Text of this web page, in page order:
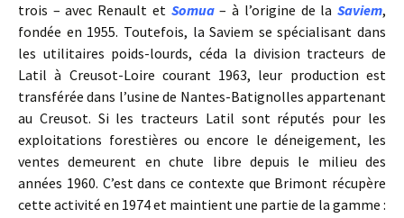
trois – avec Renault et Somua– à l’origine de laSaviem,
fondée en 1955. Toutefois, la Saviem se spécialisant dans
les utilitaires poids-lourds, céda la division tracteurs de
Latil à Creusot-Loire courant 1963, leur production est
transférée dans l’usine de Nantes-Batignolles appartenant
au Creusot. Si les tracteurs Latil sont réputés pour les
exploitations forestières ou encore le déneigement, les
ventes demeurent en chute libre depuis le milieu des
années 1960. C’est dans ce contexte que Brimont récupère
cette activité en 1974 et maintient une partie de la gamme :